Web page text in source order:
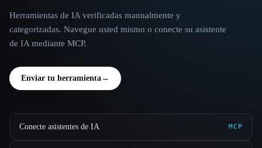
Herramientas de IA verificadas manualmente y
categorizadas. Navegue usted mismo o conecte su asistente
de IA mediante MCP.
Enviar tu herramienta→
Conecte asistentes de IA MCP